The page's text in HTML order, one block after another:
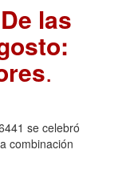
las
.
se celebró
combinación